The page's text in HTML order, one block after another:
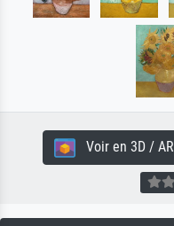
Voir en 3D / AR